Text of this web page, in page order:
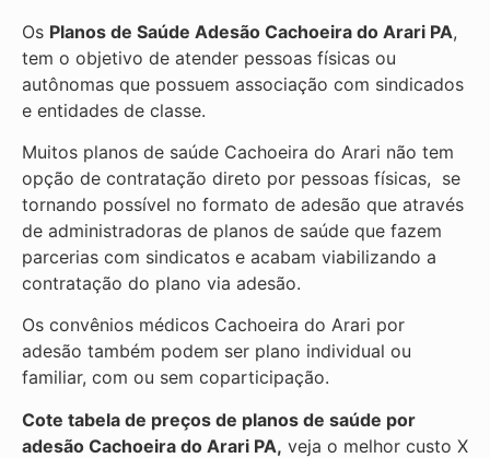
Os Planos de Saúde Adesão Cachoeira do Arari PA,
tem o objetivo de atender pessoas físicas ou
autônomas que possuem associação com sindicados
e entidades de classe.
Muitos planos de saúde Cachoeira do Arari não tem
opção de contratação direto por pessoas físicas, se
tornando possível no formato de adesão que através
de administradoras de planos de saúde que fazem
parcerias com sindicatos e acabam viabilizando a
contratação do plano via adesão.
Os convênios médicos Cachoeira do Arari por
adesão também podem ser plano individual ou
familiar, com ou sem coparticipação.
Cote tabela de preços de planos de saúde por
adesão Cachoeira do Arari PA, veja o melhor custo X